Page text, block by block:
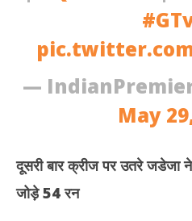
—
May
दूसरी बार क्रीज पर उतरे जडेजा
जोड़े 54 रन